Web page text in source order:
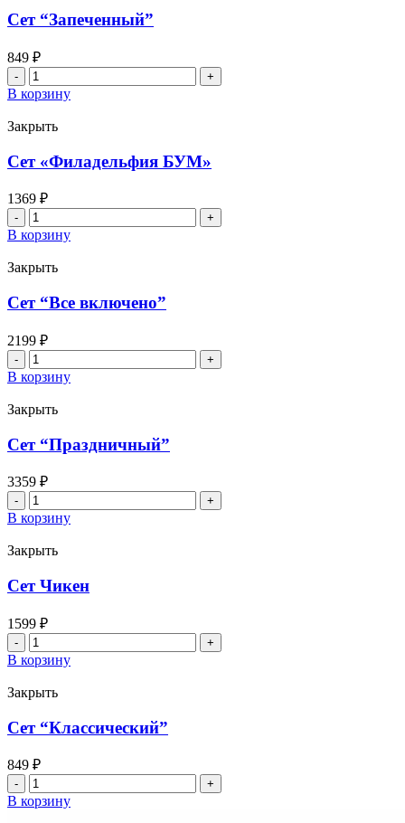
Сет “Запеченный”
849 ₽
Количество
товара
Сет
"Запеченный"
В корзину
Закрыть
Сет «Филадельфия БУМ»
1369 ₽
Количество
товара
«Филадельфия
В корзину
Закрыть
Сет “Все включено”
2199 ₽
Количество
товара
Сет
"Все
включено"
В корзину
Закрыть
Сет “Праздничный”
3359 ₽
Количество
товара
Сет
"Праздничный"
В корзину
Закрыть
Сет Чикен
1599 ₽
Количество
товара
Сет
Чикен
В корзину
Закрыть
Сет “Классический”
849 ₽
Количество
товара
Сет
В корзину